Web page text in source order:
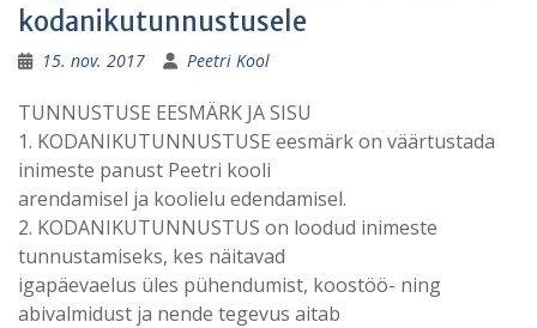
kodanikutunnustusele
15. nov. 2017 Peetri Kool
TUNNUSTUSE EESMÄRK JA SISU
1. KODANIKUTUNNUSTUSE eesmärk on väärtustada
inimeste panust Peetri kooli
arendamisel ja koolielu edendamisel.
2. KODANIKUTUNNUSTUS on loodud inimeste
tunnustamiseks, kes näitavad
igapäevaelus üles pühendumist, koostöö- ning
abivalmidust ja nende tegevus aitab